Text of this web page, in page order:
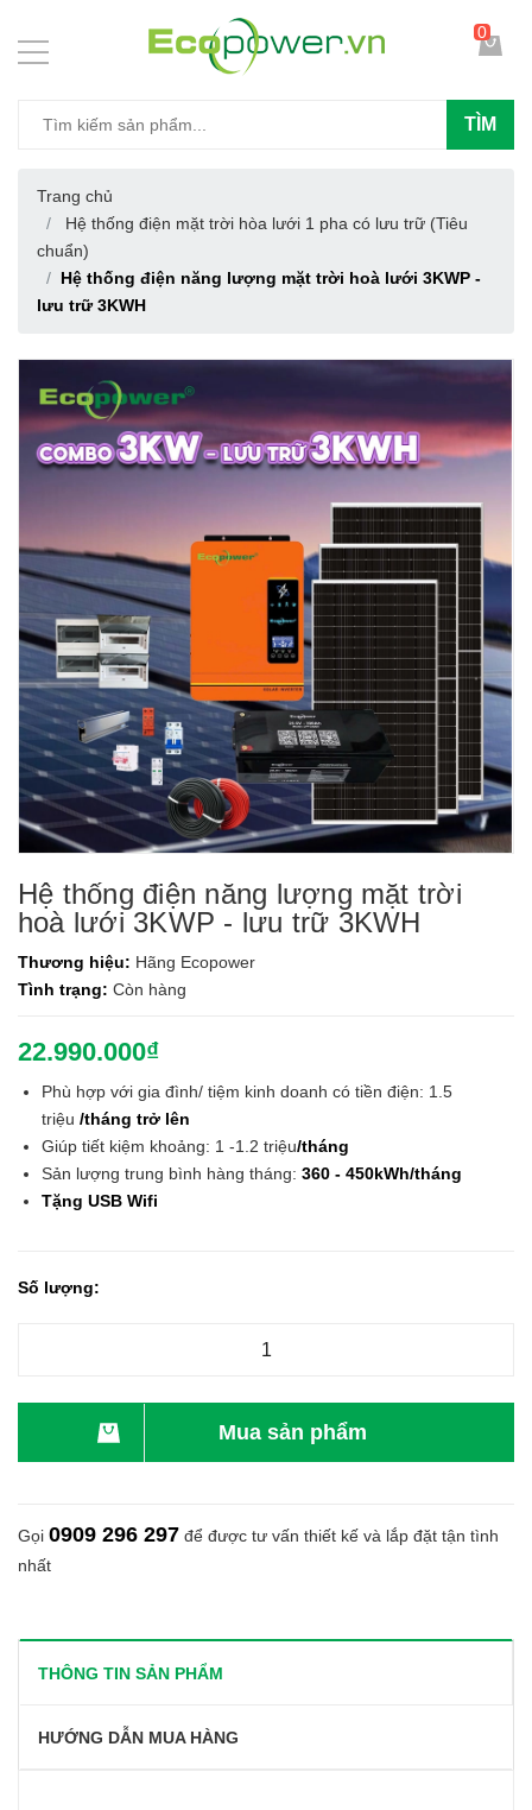
TÌM
0
Trang chủ
Hệ thống điện mặt trời hòa lưới 1 pha có lưu trữ (Tiêu
chuẩn)
Hệ thống điện năng lượng mặt trời hoà lưới 3KWP -
lưu trữ 3KWH
Hệ thống điện năng lượng mặt trời
hoà lưới 3KWP - lưu trữ 3KWH
Thương hiệu: Hãng Ecopower
Tình trạng: Còn hàng
22.990.000₫
Phù hợp với gia đình/ tiệm kinh doanh có tiền điện: 1.5
triệu /tháng trở lên
Giúp tiết kiệm khoảng: 1 -1.2 triệu/tháng
Sản lượng trung bình hàng tháng: 360 - 450kWh/tháng
Tặng USB Wifi
Số lượng:
Mua sản phẩm
Gọi 0909 296 297 để được tư vấn thiết kế và lắp đặt tận tình
nhất
THÔNG TIN SẢN PHẨM
HƯỚNG DẪN MUA HÀNG